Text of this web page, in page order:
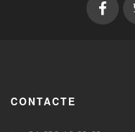
CONTACTE